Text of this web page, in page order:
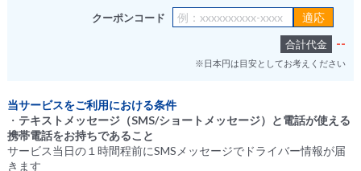
クーポンコード
合計代金 --
※日本円は目安としてお考えください
当サービスをご利用における条件
・ テキストメッセージ（SMS/ショートメッセージ）と電話が使える
携帯電話をお持ちであること
サービス当日の１時間程前にSMSメッセージでドライバー情報が届
きます